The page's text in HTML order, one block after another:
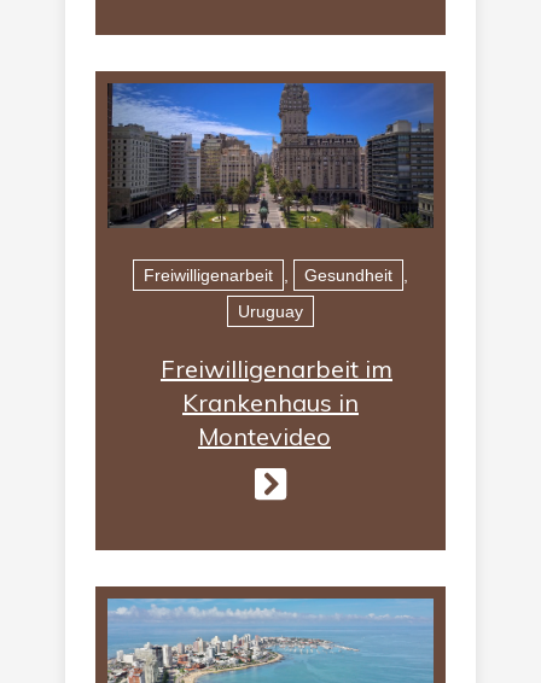
Freiwilligenarbeit Gesundheit
Uruguay
Freiwilligenarbeit im
Krankenhaus in
Montevideo